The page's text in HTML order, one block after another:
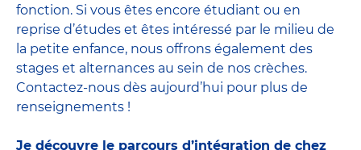
fonction. Si vous êtes encore étudiant ou en
reprise d’études et êtes intéressé par le milieu de
la petite enfance, nous offrons également des
stages et alternances au sein de nos crèches.
Contactez-nous dès aujourd’hui pour plus de
renseignements !
Je découvre le parcours d’intégration de chez